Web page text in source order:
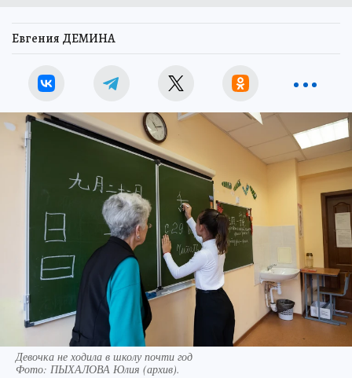
Евгения ДЕМИНА
Девочка не ходила в школу почти год
Фото: ПЫХАЛОВА Юлия (архив).